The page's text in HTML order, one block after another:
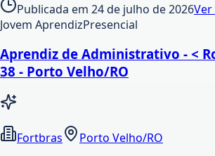
Publicada em 24 de julho de 2026Ver
Jovem AprendizPresencial
Aprendiz de Administrativo - <
38 - Porto Velho/RO
Fortbras
Porto Velho/RO